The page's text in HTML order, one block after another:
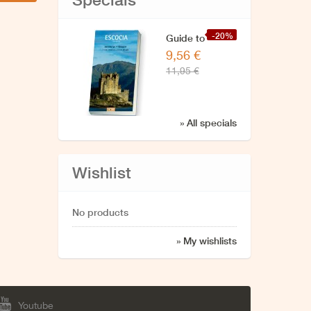
-20%
Guide to
Scotland
9,56 €
11,95 €
» All specials
Wishlist
No products
» My wishlists
Youtube